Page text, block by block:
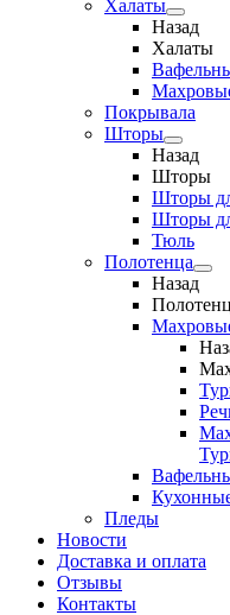
Халаты
Назад
Халаты
Покрывала
Шторы
Назад
Шторы
Шторы
Шторы
Тюль
Полотенца
Назад
Пледы
Новости
Доставка и оплата
Отзывы
Контакты